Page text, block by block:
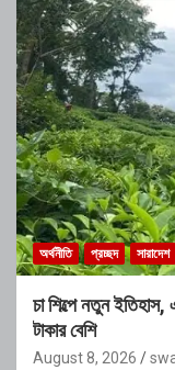
অর্থনীতি প্রচ্ছদ সারাদেশ
চা শিল্পে নতুন
টাকার বেশি
August 8, 2026